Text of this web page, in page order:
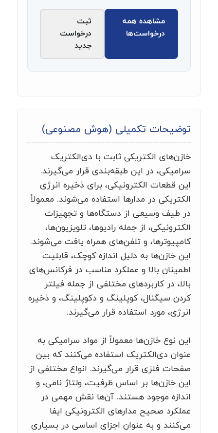
مشاهده همه
درخواست‌ها
ثبت
درخواست
جدید
توضیحات تکمیلی (هوش مصنوعی)
خازن‌های الکتریکی ثابت با دی‌الکتریک
سرامیکی، در این طبقه‌بندی قرار می‌گیرند.
این قطعات الکترونیکی، برای ذخیره انرژی
الکتریکی در مدارها استفاده می‌شوند. معمولاً
در طیف وسیعی از دستگاه‌ها و تجهیزات
الکترونیکی، از جمله رادیوها، تلویزیون‌ها،
کامپیوترها، و تلفن‌های همراه یافت می‌شوند.
این خازن‌ها به دلیل اندازه کوچک، قابلیت
اطمینان بالا و عملکرد مناسب در فرکانس‌های
بالا، در کاربردهای مختلفی از جمله فیلتر
کردن سیگنال، کوپلینگ و دکوپلینگ، و ذخیره
انرژی، مورد استفاده قرار می‌گیرند.
این نوع خازن‌ها معمولاً از مواد سرامیکی به
عنوان دی‌الکتریک استفاده می‌کنند که بین
صفحات فلزی قرار می‌گیرند. انواع مختلفی از
این خازن‌ها بر اساس ظرفیت، ولتاژ نامی، و
اندازه موجود هستند. آن‌ها نقش مهمی در
عملکرد صحیح مدارهای الکترونیکی ایفا
می‌کنند و به عنوان اجزای اساسی در بسیاری